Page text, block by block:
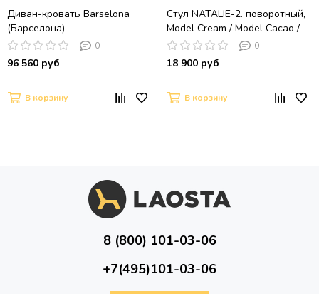
Диван-кровать Barselona
(Барселона)
0
96 560 руб
В корзину
Стул NATALIE-2. поворотный,
Model Cream / Model Cacao /
Черный
0
18 900 руб
В корзину
8 (800) 101-03-06
+7(495)101-03-06